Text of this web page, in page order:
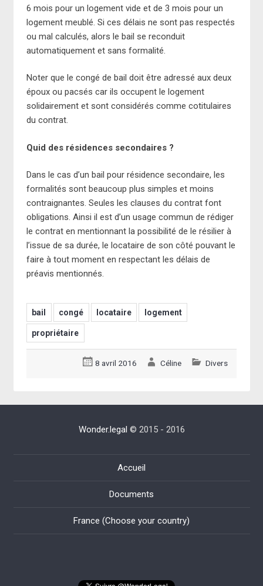
6 mois pour un logement vide et de 3 mois pour un
logement meublé. Si ces délais ne sont pas respectés
ou mal calculés, alors le bail se reconduit
automatiquement et sans formalité.
Noter que le congé de bail doit être adressé aux deux
époux ou pacsés car ils occupent le logement
solidairement et sont considérés comme cotitulaires
du contrat.
Quid des résidences secondaires ?
Dans le cas d’un bail pour résidence secondaire, les
formalités sont beaucoup plus simples et moins
contraignantes. Seules les clauses du contrat font
obligations. Ainsi il est d’un usage commun de rédiger
le contrat en mentionnant la possibilité de le résilier à
l’issue de sa durée, le locataire de son côté pouvant le
faire à tout moment en respectant les délais de
préavis mentionnés.
bail congé locataire logement
propriétaire
8 avril 2016 Céline Divers
Wonder.legal © 2015 - 2016
Accueil
Documents
France (Choose your country)